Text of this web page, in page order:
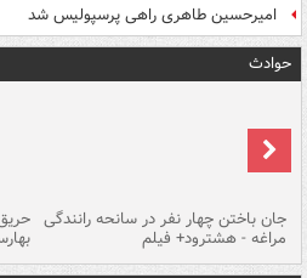
امیرحسین طاهری راهی پرسپولیس شد
حوادث
جان باختن چهار نفر در سانحه رانندگی
مراغه - هشترود+ فیلم